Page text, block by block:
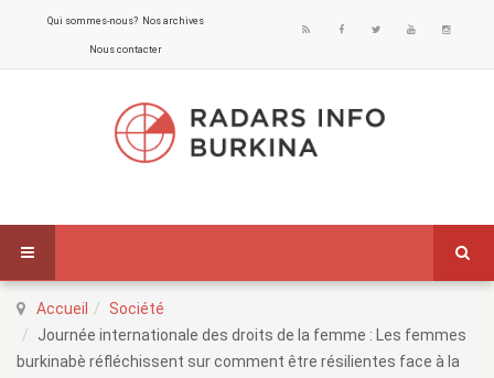
Qui sommes-nous? Nos archives
Nous contacter
Accueil
Société
Journée internationale des droits de la femme : Les femmes
burkinabè réfléchissent sur comment être résilientes face à la